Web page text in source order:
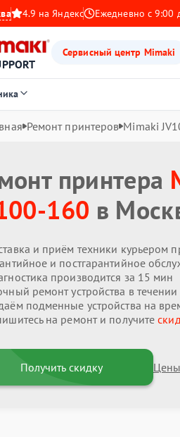
4.9 на Яндекс Ежедневно с 9:00
Сервисный центр Mimaki
Ремонт принтеров Mimaki
принтера
160 в
и приём техники курьером
и постгарантийное
производится за 15 мин
ремонт устройства в течении
подменные устройства на
на ремонт и получите
Получить скидку